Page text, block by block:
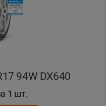
94W DX640
1 шт.